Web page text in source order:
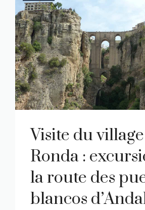
Visite du
Ronda :
la route des
blancos